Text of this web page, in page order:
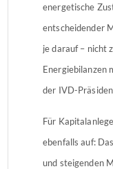
energetische
entscheidender
je darauf – nicht
Energiebilanzen
der IVD-
Für
ebenfalls auf:
und steigenden